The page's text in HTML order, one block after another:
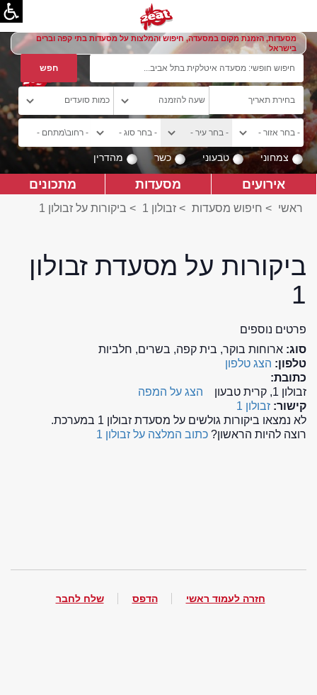
מסעדות, הזמנת מקום במסעדה, חיפוש והמלצות על מסעדות בתי קפה וברים
בישראל
צמחוני טבעוני כשר מהדרין
אירועים מסעדות מתכונים
ראשי > חיפוש מסעדות > זבולון 1 > ביקורות על זבולון 1
ביקורות על מסעדת זבולון
1
פרטים נוספים
סוג: ארוחות בוקר, בית קפה, בשרים, חלביות
טלפון: הצג טלפון
כתובת:
זבולון 1, קרית טבעון
הצג על המפה
קישור: זבולון 1
לא נמצאו ביקורות גולשים על מסעדת זבולון 1 במערכת.
רוצה להיות הראשון? כתוב המלצה על זבולון 1
חזרה לעמוד ראשי הדפס שלח לחבר